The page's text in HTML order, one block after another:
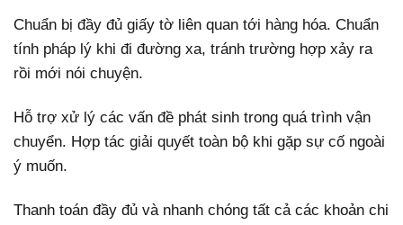
Chuẩn bị đầy đủ giấy tờ liên quan tới hàng hóa. Chuẩn
tính pháp lý khi đi đường xa, tránh trường hợp xảy ra
rồi mới nói chuyện.
Hỗ trợ xử lý các vấn đề phát sinh trong quá trình vận
chuyển. Hợp tác giải quyết toàn bộ khi gặp sự cố ngoài
ý muốn.
Thanh toán đầy đủ và nhanh chóng tất cả các khoản chi